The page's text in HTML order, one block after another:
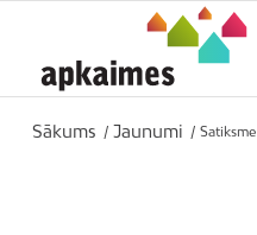
Sākums / Jaunumi / Satiksme